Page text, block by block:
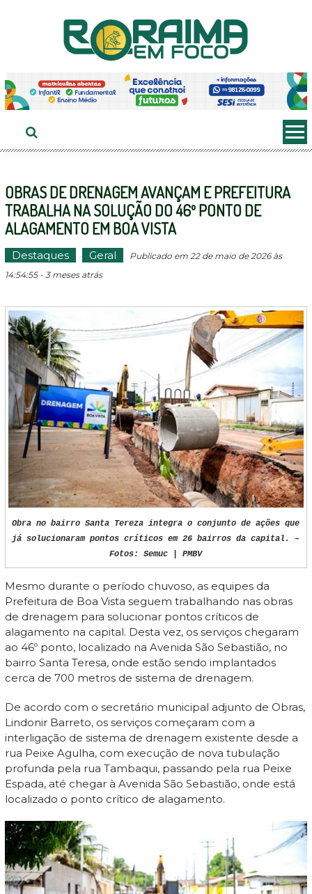
OBRAS DE DRENAGEM AVANÇAM E PREFEITURA
TRABALHA NA SOLUÇÃO DO 46º PONTO DE
ALAGAMENTO EM BOA VISTA
Destaques Geral
Publicado em 22 de maio de 2026 às
14:54:55 - 3 meses atrás
Obra no bairro Santa Tereza integra o conjunto de ações que
já solucionaram pontos críticos em 26 bairros da capital. –
Fotos: Semuc | PMBV
Mesmo durante o período chuvoso, as equipes da
Prefeitura de Boa Vista seguem trabalhando nas obras
de drenagem para solucionar pontos críticos de
alagamento na capital. Desta vez, os serviços chegaram
ao 46º ponto, localizado na Avenida São Sebastião, no
bairro Santa Teresa, onde estão sendo implantados
cerca de 700 metros de sistema de drenagem.
De acordo com o secretário municipal adjunto de Obras,
Lindonir Barreto, os serviços começaram com a
interligação de sistema de drenagem existente desde a
rua Peixe Agulha, com execução de nova tubulação
profunda pela rua Tambaqui, passando pela rua Peixe
Espada, até chegar à Avenida São Sebastião, onde está
localizado o ponto crítico de alagamento.